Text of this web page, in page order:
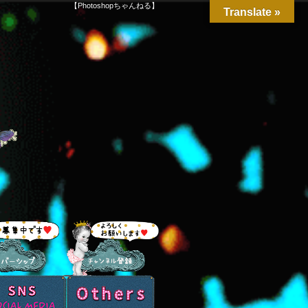
【Photoshopちゃんねる】
Translate »